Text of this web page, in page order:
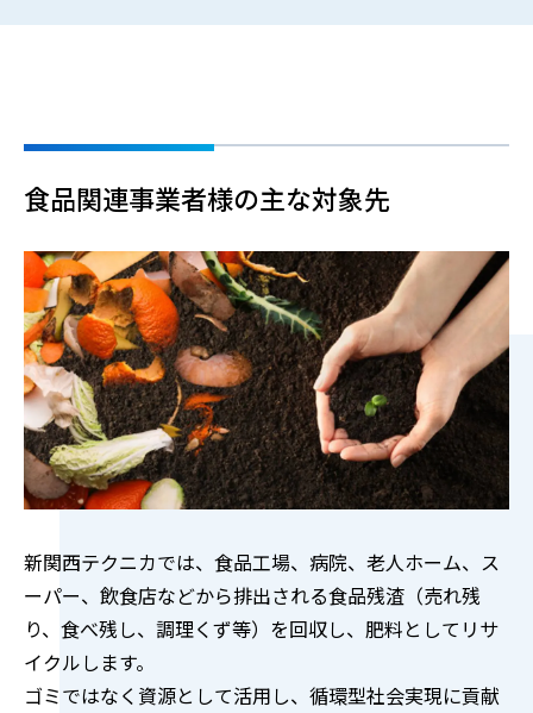
食品関連事業者様の主な対象先
新関西テクニカでは、食品工場、病院、老人ホーム、ス
ーパー、飲食店などから排出される食品残渣（売れ残
り、食べ残し、調理くず等）を回収し、肥料としてリサ
イクルします。
ゴミではなく資源として活用し、循環型社会実現に貢献